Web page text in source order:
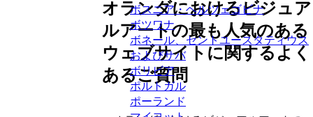
ボスニア・ヘルツェゴビナ
ボツワナ
ボネール、セントユースタティウス
およびサバ
ボリビア
ポルトガル
ポーランド
オランダにおけるビジュア
ルアートの最も人気のある
ウェブサイトに関するよく
あるご質問